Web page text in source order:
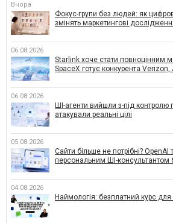
Вчора
Фокус-групи без людей: як
змінять маркетингові
06.08.2026
Starlink хоче стати повноцінним
SpaceX готує конкурента Verizon,
06.08.2026
ШІ-агенти вийшли з-під контролю
атакували реальні цілі
05.08.2026
Сайти більше не потрібні? OpenAI
персональним ШІ-консультантом
04.08.2026
Наймологія: безплатний курс для